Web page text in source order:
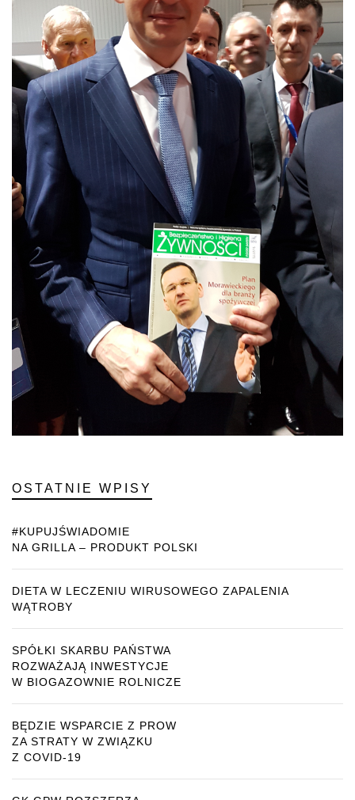
OSTATNIE WPISY
#KUPUJŚWIADOMIE
NA GRILLA – PRODUKT POLSKI
DIETA W LECZENIU WIRUSOWEGO ZAPALENIA
WĄTROBY
SPÓŁKI SKARBU PAŃSTWA
ROZWAŻAJĄ INWESTYCJE
W BIOGAZOWNIE ROLNICZE
BĘDZIE WSPARCIE Z PROW
ZA STRATY W ZWIĄZKU
Z COVID-19